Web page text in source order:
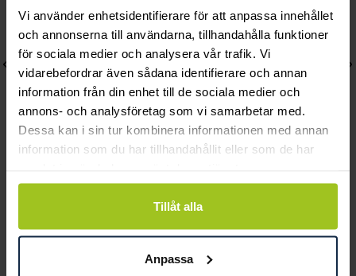
Vi använder enhetsidentifierare för att anpassa innehållet
och annonserna till användarna, tillhandahålla funktioner
för sociala medier och analysera vår trafik. Vi
vidarebefordrar även sådana identifierare och annan
information från din enhet till de sociala medier och
annons- och analysföretag som vi samarbetar med.
Dessa kan i sin tur kombinera informationen med annan
information som du har tillhandahållit eller som de har
Tillåt alla
Anpassa